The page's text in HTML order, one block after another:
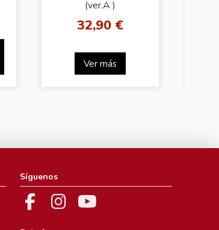
(ver.A )
32,90 €
Ver más
Síguenos